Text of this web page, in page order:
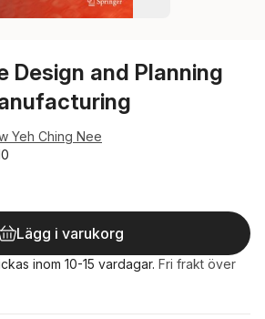
Design and Planning
Yeh Ching Nee
Lägg i varukorg
inom 10-15 vardagar. Fri frakt över